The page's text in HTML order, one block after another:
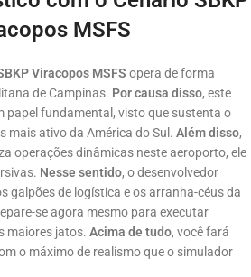
MSFS
Viracopos MSFS opera de forma
de Campinas. Por causa disso, este
papel fundamental, visto que sustenta o
mais ativo da América do Sul . Além disso,
operações dinâmicas neste aeroporto, ele
Nesse sentido, o desenvolvedor
galpões de logística e os arranha-céus da
se agora mesmo para executar
maiores jatos. Acima de tudo, você fará
o máximo de realismo que o simulador